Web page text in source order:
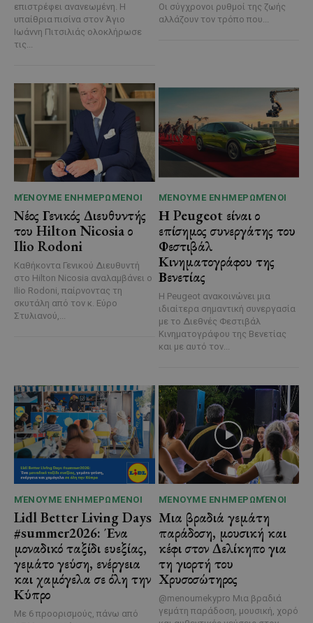
επιστρέφει ανανεωμένη. Η
υπαίθρια πισίνα στον Άγιο
Ιωάννη Πιτσιλιάς ολοκλήρωσε
τις...
Οι σύγχρονοι ρυθμοί της ζωής
αλλάζουν τον τρόπο που...
ΜΈΝΟΥΜΕ ΕΝΗΜΕΡΩΜΈΝΟΙ
Νέος Γενικός Διευθυντής
του Hilton Nicosia ο
Ilio Rodoni
Καθήκοντα Γενικού Διευθυντή
στο Hilton Nicosia αναλαμβάνει ο
Ilio Rodoni, παίρνοντας τη
σκυτάλη από τον κ. Εύρο
Στυλιανού,...
ΜΈΝΟΥΜΕ ΕΝΗΜΕΡΩΜΈΝΟΙ
Η Peugeot είναι ο
επίσημος συνεργάτης του
Φεστιβάλ
Κινηματογράφου της
Βενετίας
Η Peugeot ανακοινώνει μια
ιδιαίτερα σημαντική συνεργασία
με το Διεθνές Φεστιβάλ
Κινηματογράφου της Βενετίας
και με αυτό τον...
ΜΈΝΟΥΜΕ ΕΝΗΜΕΡΩΜΈΝΟΙ
Lidl Better Living Days
#summer2026: Ένα
μοναδικό ταξίδι ευεξίας,
γεμάτο γεύση, ενέργεια
και χαμόγελα σε όλη την
Κύπρο
Με 6 προορισμούς, πάνω από
ΜΈΝΟΥΜΕ ΕΝΗΜΕΡΩΜΈΝΟΙ
Μια βραδιά γεμάτη
παράδοση, μουσική και
κέφι στον Δελίκηπο για
τη γιορτή του
Χρυσοσώτηρος
@menoumekypro Μια βραδιά
γεμάτη παράδοση, μουσική, χορό